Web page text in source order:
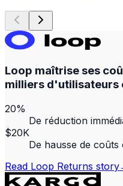
Loop maîtrise ses
milliers d'utilisateurs
20%
De réduction
$20K
De hausse de coûts
Read Loop Returns story